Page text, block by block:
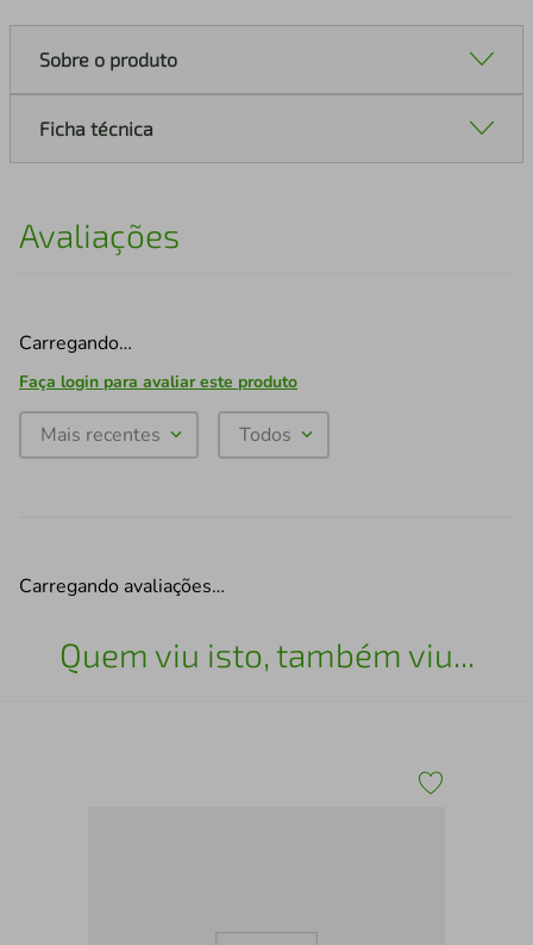
Sobre o produto
Ficha técnica
Avaliações
Carregando…
Faça login para avaliar este produto
Mais recentes Todos
Carregando avaliações…
Quem viu isto, também viu...